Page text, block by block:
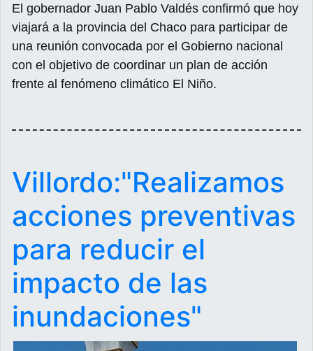
El gobernador Juan Pablo Valdés confirmó que hoy
viajará a la provincia del Chaco para participar de
una reunión convocada por el Gobierno nacional
con el objetivo de coordinar un plan de acción
frente al fenómeno climático El Niño.
Villordo:"Realizamos
acciones preventivas
para reducir el
impacto de las
inundaciones"